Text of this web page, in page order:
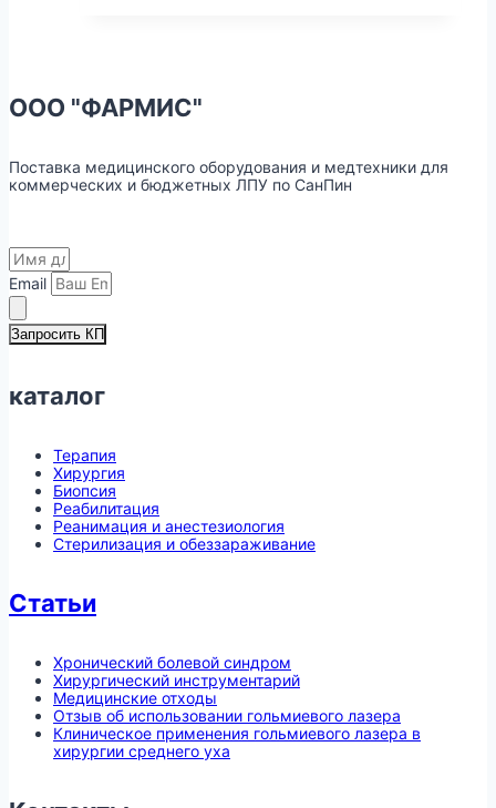
ООО "ФАРМИС"
Поставка медицинского оборудования и медтехники для
коммерческих и бюджетных ЛПУ по СанПин
Email
Запросить КП
каталог
Терапия
Хирургия
Биопсия
Реабилитация
Реанимация и анестезиология
Стерилизация и обеззараживание
Статьи
Хронический болевой синдром
Хирургический инструментарий
Медицинские отходы
Отзыв об использовании гольмиевого лазера
Клиническое применения гольмиевого лазера в
хирургии среднего уха